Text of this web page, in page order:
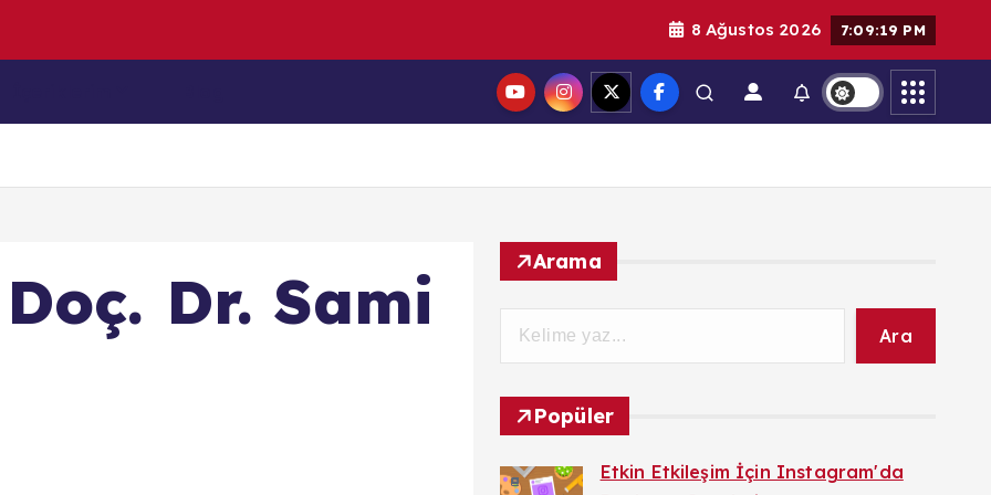
8 Ağustos 2026 7:09:20 PM
Dr. Sami
Arama
Ara
Popüler
Etkin Etkileşim İçin Instagram'da